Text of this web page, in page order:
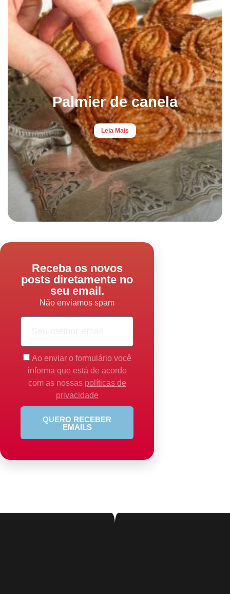
Palmier de canela
Leia Mais
Receba os novos
posts diretamente no
seu email.
Não enviamos spam
Ao enviar o formulário você
informa que está de acordo
com as nossas políticas de
privacidade
QUERO RECEBER
EMAILS